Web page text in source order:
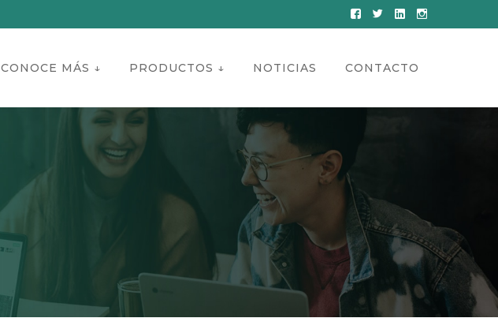
Facebook
TwitterLinkedInInstagram
CONOCE MÁS ↓ PRODUCTOS ↓ NOTICIAS CONTACTO